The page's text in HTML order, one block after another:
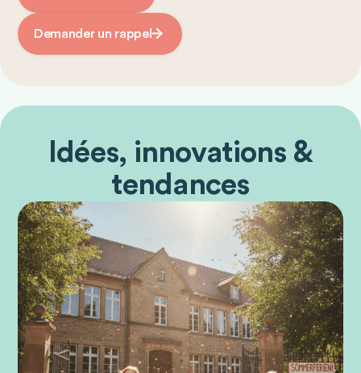
Demander un rappel
Idées, innovations &
tendances